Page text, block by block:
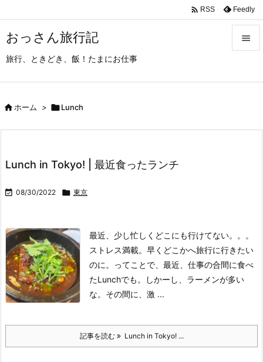
おっさん旅行記
旅行、ときどき、飯！たまにお仕事

 RSS Feedly
ホーム > Lunch
Lunch in Tokyo! | 最近食ったランチ
 08/30/2022  東京
最近、少し忙しくどこにも行けてない。。。
ストレス満載。早くどこかへ旅行に行きたい
のに。
ってことで、最近、仕事の合間に食べ
たLunchでも。
しかーし、ラーメンが多い
な。 その間に、激 ...
記事を読む Lunch in Tokyo! ...